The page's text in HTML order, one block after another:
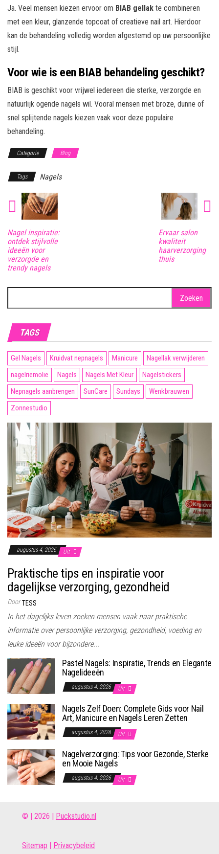
Ja. Veel mensen kiezen ervoor om BIAB gellak te combineren
met een kleur, glanzende topcoat of creatieve nail art. Hierdoor
kan de behandeling volledig worden afgestemd op uw persoonlijke
stijl.
Voor wie is een BIAB behandeling geschikt?
BIAB is geschikt voor vrijwel iedereen die sterke, verzorgde en
natuurlijk ogende nagels wil. Vooral mensen met broze, dunne of
snel splijtende nagels kiezen vaak voor deze populaire
behandeling.
Categorie Blog
Tags Nagels
Nagel inspiratie:
ontdek stijlvolle
ideeën voor
verzorgde en
trendy nagels
Ervaar salon
kwaliteit
haarverzorging
thuis
naar:
TAGS
Gel Nagels Kruidvat nepnagels Manicure
Nagellak verwijderen
nagelriemolie
Nagels Nagels Met Kleur
Nagelstickers
Nepnagels aanbrengen
SunCare Sundays
Wenkbrauwen
Zonnestudio
augustus 4, 2026 Uit
Praktische tips en inspiratie voor
dagelijkse verzorging, gezondheid
Door TESS
In het dagelijks leven zoeken mensen vaak naar praktische
informatie over persoonlijke verzorging, gezondheid, voeding en
leuke ideeën voor bijzondere...
Pastel Nagels: Inspiratie, Trends en Elegante
Nagelideeën
augustus 4, 2026 Uit
Nagels Zelf Doen: Complete Gids voor Nail
Art, Manicure en Nagels Leren Zetten
augustus 4, 2026 Uit
Nagelverzorging: Tips voor Gezonde, Sterke
en Mooie Nagels
augustus 4, 2026 Uit
© | 2026 | Puckstudio.nl
Sitemap | Privacybeleid